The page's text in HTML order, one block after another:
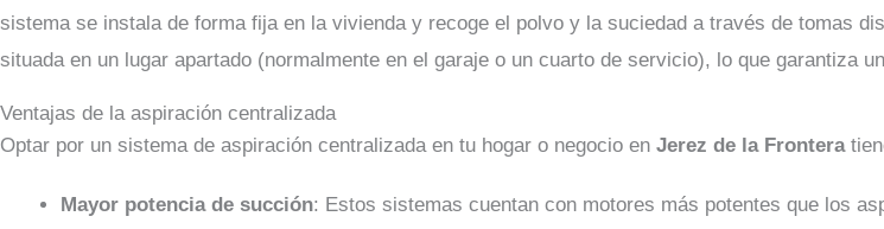
sistema se instala de forma fija en la vivienda y recoge el polvo y la suciedad a través de tomas
situada en un lugar apartado (normalmente en el garaje o un cuarto de servicio), lo que garantiza
Ventajas de la aspiración centralizada
Optar por un sistema de aspiración centralizada en tu hogar o negocio en Jerez de la Frontera
Mayor potencia de succión: Estos sistemas cuentan con motores más potentes que los